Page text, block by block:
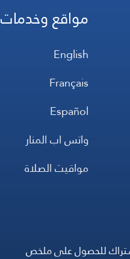
مواقع وخدمات
English
Français
Español
واتس اب المنار
مواقيت الصلاة
للحصول على ملخص